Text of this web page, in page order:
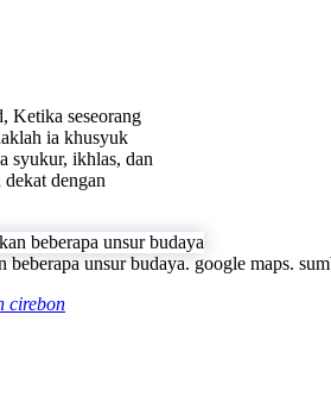
Ketika seseorang
ia khusyuk
syukur, ikhlas, dan
dengan
beberapa unsur budaya. google maps.
cirebon